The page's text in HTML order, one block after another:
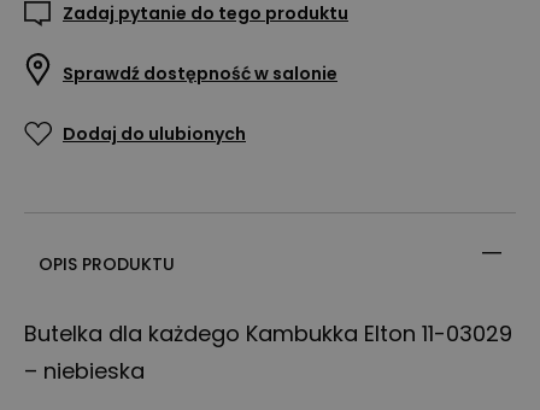
Zadaj pytanie do tego produktu
Sprawdź dostępność w salonie
Dodaj do ulubionych
OPIS PRODUKTU
Butelka dla każdego Kambukka Elton 11-03029
– niebieska